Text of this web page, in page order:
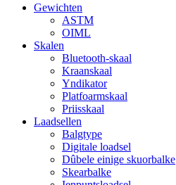
Gewichten
ASTM
OIML
Skalen
Bluetooth-skaal
Kraanskaal
Yndikator
Platfoarmskaal
Priisskaal
Laadsellen
Balgtype
Digitale loadsel
Dûbele einige skuorbalke
Skearbalke